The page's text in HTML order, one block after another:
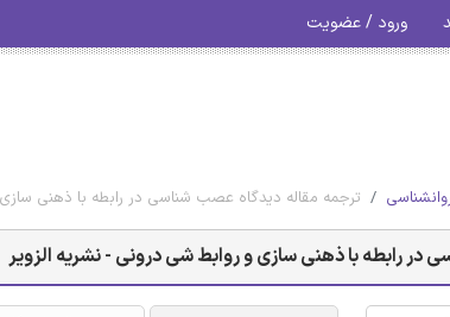
ورود / عضویت
ترجمه مقاله دیدگاه عصب شناسی در رابطه با ذهنی
در رابطه با ذهنی سازی و روابط شی درونی - نشریه الزویر